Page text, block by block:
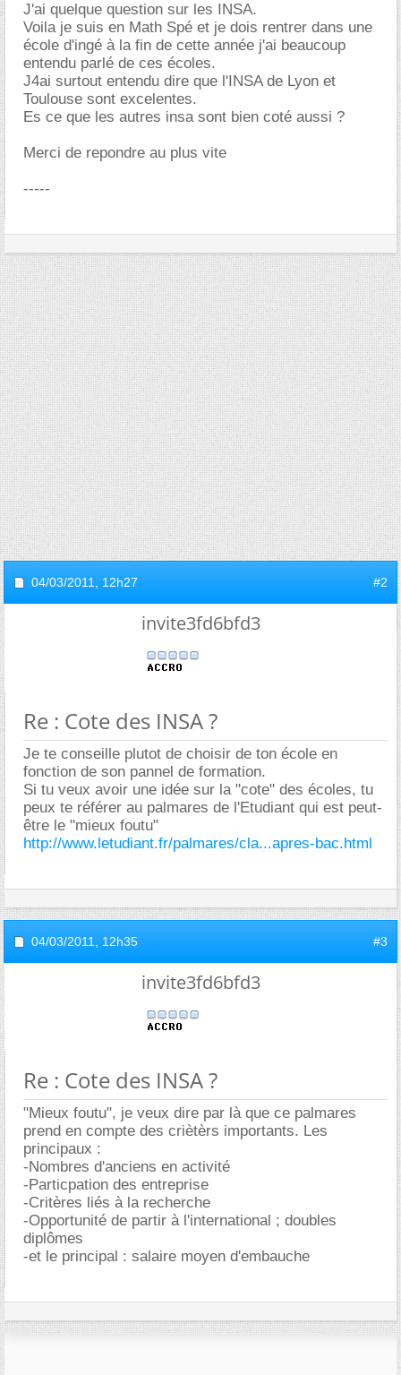
J'ai quelque question sur les INSA.
Voila je suis en Math Spé et je dois rentrer dans une
école d'ingé à la fin de cette année j'ai beaucoup
entendu parlé de ces écoles.
J4ai surtout entendu dire que l'INSA de Lyon et
Toulouse sont excelentes.
Es ce que les autres insa sont bien coté aussi ?
Merci de repondre au plus vite
-----
04/03/2011, 12h27 #2
invite3fd6bfd3
Re : Cote des INSA ?
Je te conseille plutot de choisir de ton école en
fonction de son pannel de formation.
Si tu veux avoir une idée sur la "cote" des écoles, tu
peux te référer au palmares de l'Etudiant qui est peut-
être le "mieux foutu"
http://www.letudiant.fr/palmares/cla...apres-bac.html
04/03/2011, 12h35 #3
invite3fd6bfd3
Re : Cote des INSA ?
"Mieux foutu", je veux dire par là que ce palmares
prend en compte des criètèrs importants. Les
principaux :
-Nombres d'anciens en activité
-Particpation des entreprise
-Critères liés à la recherche
-Opportunité de partir à l'international ; doubles
diplômes
-et le principal : salaire moyen d'embauche